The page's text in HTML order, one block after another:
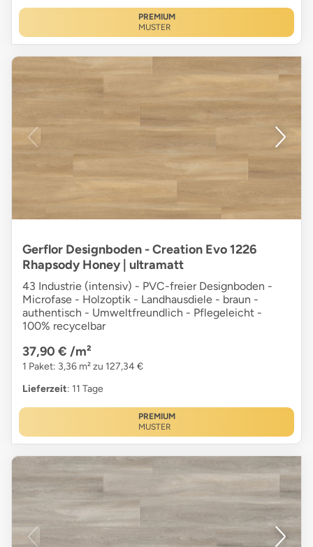
PREMIUM
MUSTER
Gerflor Designboden - Creation Evo 1226
Rhapsody Honey | ultramatt
43 Industrie (intensiv) - PVC-freier Designboden -
Microfase - Holzoptik - Landhausdiele - braun -
authentisch - Umweltfreundlich - Pflegeleicht -
100% recycelbar
37,90 € /m²
1 Paket: 3,36 m² zu 127,34 €
Lieferzeit: 11 Tage
PREMIUM
MUSTER